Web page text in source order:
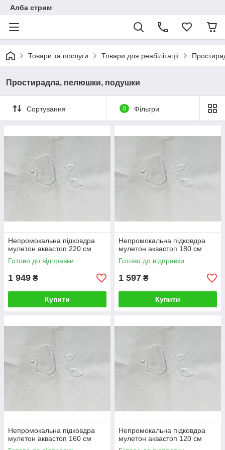
Алба стрим
Товари та послуги Товари для реабілітації
Простирадла, пелюшки, подушки
Сортування 0 Фільтри
Непромокальна підковдра
мулетон аквастоп 220 см
Готово до відправки
1 949 ₴
Купити
Непромокальна підковдра
мулетон аквастоп 180 см
Готово до відправки
1 597 ₴
Купити
Непромокальна підковдра
мулетон аквастоп 160 см
Непромокальна підковдра
мулетон аквастоп 120 см